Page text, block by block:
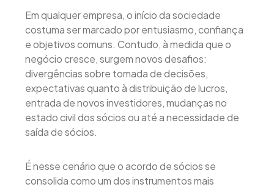
Em qualquer empresa, o início da sociedade
costuma ser marcado por entusiasmo, confiança
e objetivos comuns. Contudo, à medida que o
negócio cresce, surgem novos desafios:
divergências sobre tomada de decisões,
expectativas quanto à distribuição de lucros,
entrada de novos investidores, mudanças no
estado civil dos sócios ou até a necessidade de
saída de sócios.
É nesse cenário que o acordo de sócios se
consolida como um dos instrumentos mais